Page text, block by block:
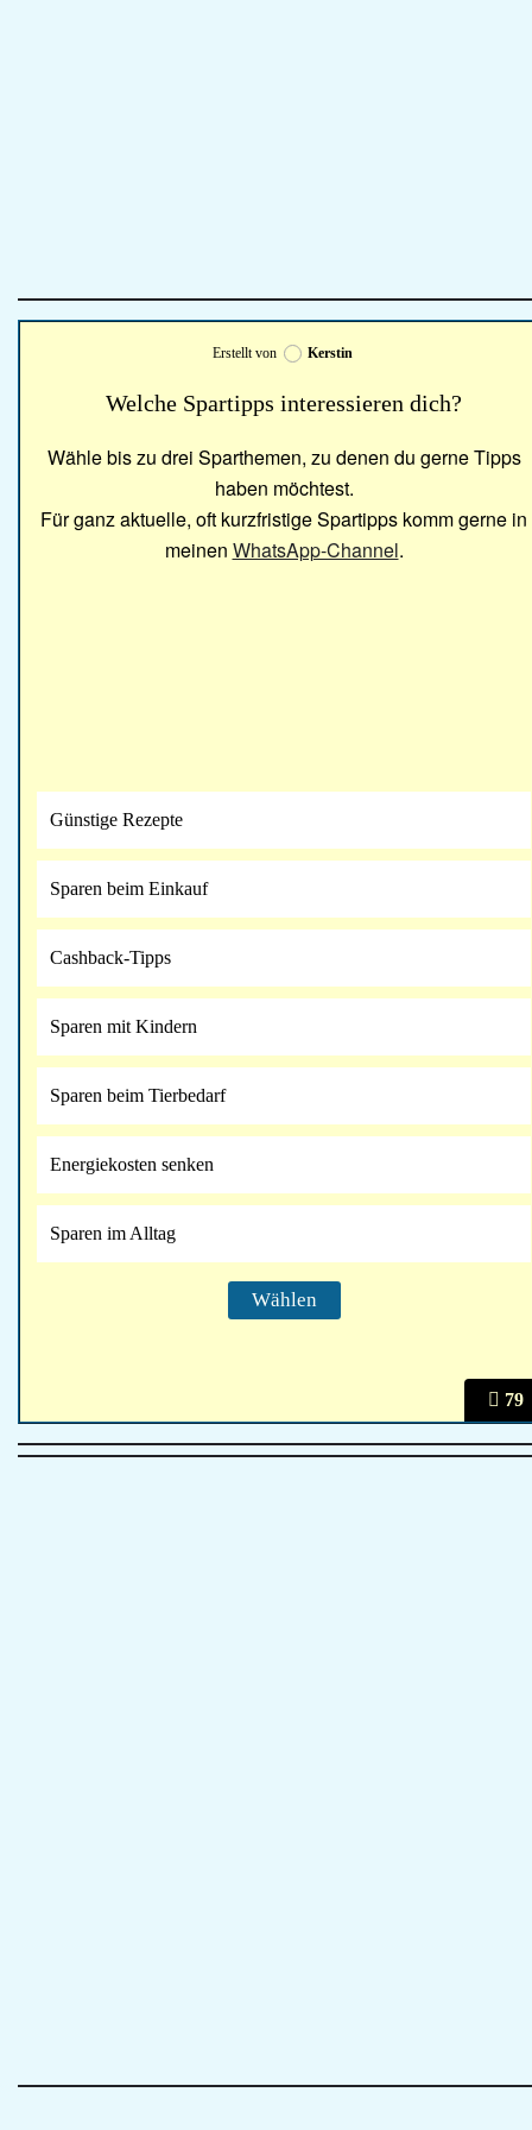
79
Erstellt von Kerstin
Welche Spartipps interessieren dich?
Wähle bis zu drei Sparthemen, zu denen du gerne Tipps
haben möchtest.
Für ganz aktuelle, oft kurzfristige Spartipps komm gerne in
meinen WhatsApp-Channel.
Günstige Rezepte
Sparen beim Einkauf
Cashback-Tipps
Sparen mit Kindern
Sparen beim Tierbedarf
Energiekosten senken
Sparen im Alltag